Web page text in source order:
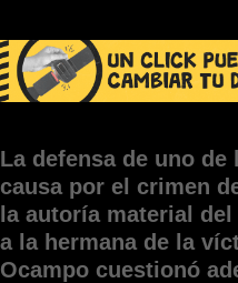
La defensa de uno
causa por el crimen
la autoría material
a la hermana de la
Ocampo cuestionó